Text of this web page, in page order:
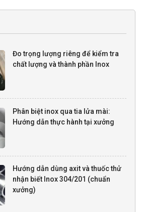
Đo trọng lượng riêng để kiểm tra
chất lượng và thành phần Inox
Phân biệt inox qua tia lửa mài:
Hướng dẫn thực hành tại xưởng
Hướng dẫn dùng axit và thuốc thử
nhận biết Inox 304/201 (chuẩn
xưởng)